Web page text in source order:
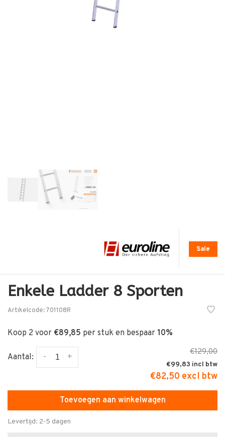
Sale
Enkele Ladder 8 Sporten
Artikelcode:701108R
Koop 2 voor €89,85 per stuk en bespaar 10%
Aantal: +
-
€129,00
€99,83
€82,50 excl btw
Toevoegen aan winkelwagen
Levertijd: 2-5 dagen